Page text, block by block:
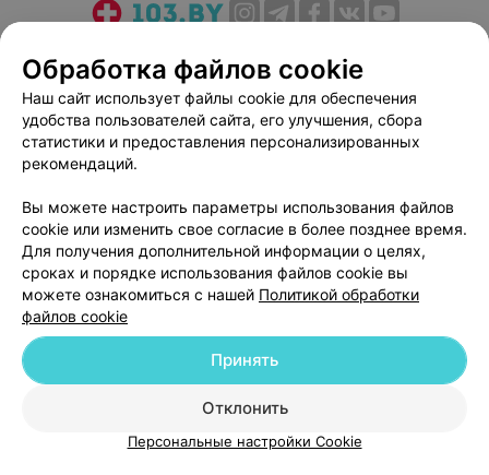
Медицинский маркетинг
Публичный договор
Пользовательское соглашение
Способы оплаты
Вакансии
Партнеры
Написать руководителю 103.by
Персональные настройки cookie
Обработка персональных данных
© 2026 ООО «Артокс Лаб», УНП 191700409| 220012, Республика Беларусь,
г. Минск, улица Толбухина, 2, пом. 16 | help@103.by
Обработка файлов cookie
Наш сайт использует файлы cookie для обеспечения
удобства пользователей сайта, его улучшения, сбора
статистики и предоставления персонализированных
рекомендаций.
Вы можете настроить параметры использования файлов
cookie или изменить свое согласие в более позднее время.
Для получения дополнительной информации о целях,
сроках и порядке использования файлов cookie вы
можете ознакомиться с нашей Политикой обработки
файлов cookie
Отклонить
Принять
Персональные настройки Cookie